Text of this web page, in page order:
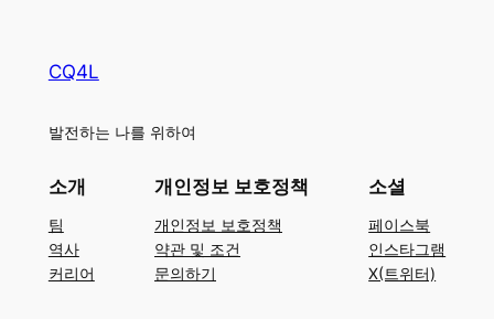
CQ4L
발전하는 나를 위하여
소개
팀
역사
커리어
개인정보 보호정책
개인정보 보호정책
약관 및 조건
문의하기
소셜
페이스북
인스타그램
X(트위터)